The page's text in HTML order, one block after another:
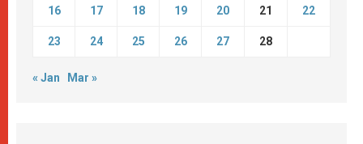
16 17 18 19 20 21 22
23 24 25 26 27 28
« Jan Mar »